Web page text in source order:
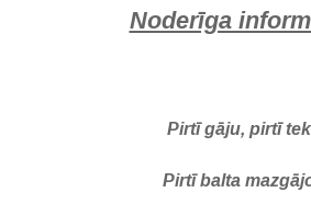
Noderīga
Pirtī gāju, pirtī
Pirtī balta